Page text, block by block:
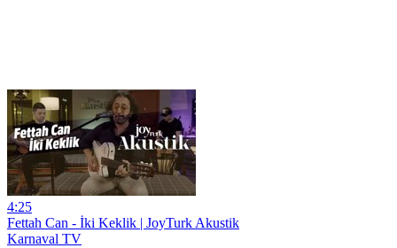
4:25
Fettah Can - İki Keklik | JoyTurk Akustik
Karnaval TV